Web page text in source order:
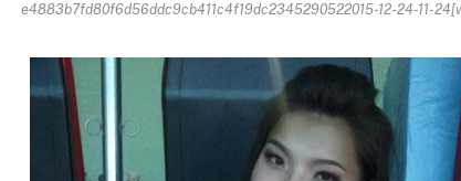
e4883b7fd80f6d56ddc9cb411c4f19dc2345290522015-12-24-11-